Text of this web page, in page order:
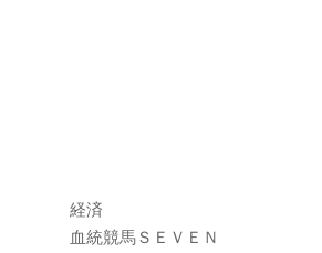
経済
血統競馬ＳＥＶＥＮ